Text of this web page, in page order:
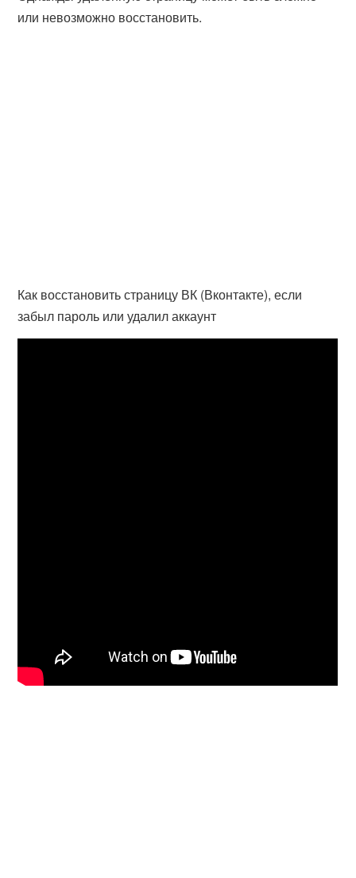
или невозможно восстановить.
Как восстановить страницу ВК (Вконтакте), если
забыл пароль или удалил аккаунт